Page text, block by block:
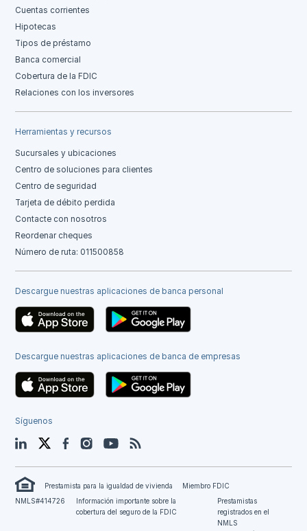
Cuentas corrientes
Hipotecas
Tipos de préstamo
Banca comercial
Cobertura de la FDIC
Relaciones con los inversores
Herramientas y recursos
Sucursales y ubicaciones
Centro de soluciones para clientes
Centro de seguridad
Tarjeta de débito perdida
Contacte con nosotros
Reordenar cheques
Número de ruta: 011500858
Descargue nuestras aplicaciones de banca personal
Descargue nuestras aplicaciones de banca de empresas
Síguenos
LinkedIn TwitterFacebookInstagramYouTube
Prestamista para la igualdad de vivienda
Miembro FDIC
NMLS#414726
Información importante sobre la
cobertura del seguro de la FDIC
Prestamistas
registrados en el
NMLS